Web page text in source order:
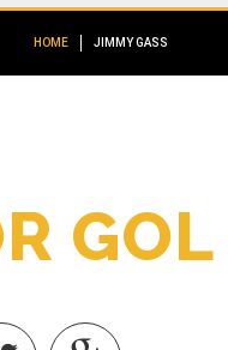
HOME JIMMY GASS
R GOL